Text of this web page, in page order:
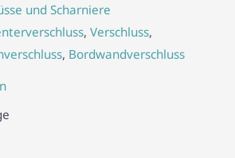
und Scharniere
, Verschluss,
, Bordwandverschluss